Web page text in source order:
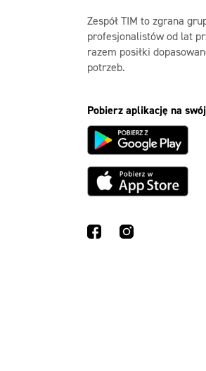
Zespół TIM to zgrana
profesjonalistów od lat
razem posiłki
potrzeb.
Pobierz aplikację na